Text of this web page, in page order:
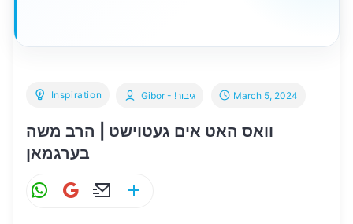
Inspiration
וואס האט אים געטוישט | הרב משה
בערגמאן
Gibor - !גיבור March 5, 2024
W G
E